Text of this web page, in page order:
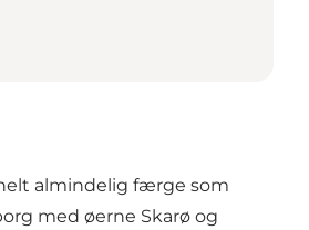
almindelig færge som
med øerne Skarø og